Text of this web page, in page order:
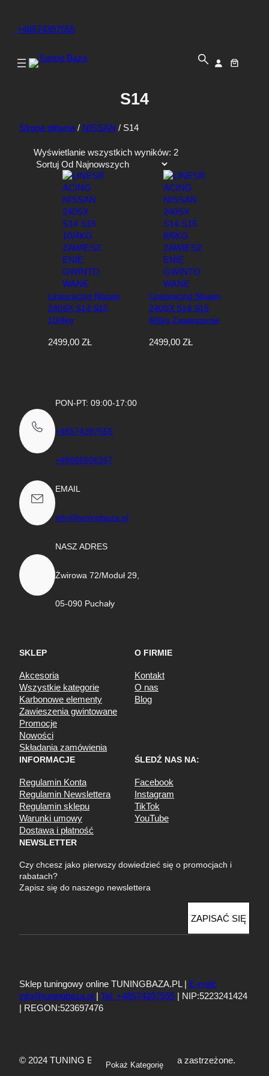
+48574397555
S14
Strona główna / NISSAN / S14
Wyświetlanie wszystkich wyników: 2P
s
o
r
t
o
w
a
n
e
w
e
d
ł
g
Pokaż Kategorię
Linesracing Nissan
240SX S14 S15
10/4kg
Gwintowane
2499,00 ZŁ
Linesracing Nissan
240SX S14 S15
8/6kg Zawieszenie
2499,00 ZŁ
PON-PT: 09:00-17:00
+48574397555
+48666606267
EMAIL
info@tuningbaza.pl
NASZ ADRES
Żwirowa 72/Moduł 29,
05-090 Puchały
SKLEP
Akcesoria
Wszystkie kategorie
Karbonowe elementy
Zawieszenia gwintowane
Promocje
Nowości
Składania zamówienia
O FIRMIE
Kontakt
O nas
Blog
INFORMACJE
Regulamin Konta
Regulamin Newslettera
Regulamin sklepu
Warunki umowy
Dostawa i płatność
ŚLEDŹ NAS NA:
Facebook
Instagram
TikTok
YouTube
NEWSLETTER
Czy chcesz jako pierwszy dowiedzieć się o promocjach i
rabatach?
Zapisz się do naszego newslettera
a
ZAPISAĆ SIĘ
Sklep tuningowy online TUNINGBAZA.PL |
E-mail:
info@tuningbaza.pl
Tel: +48574397555 | NIP:5223241424
| REGON:523697476
© 2024 TUNING BAZA – Wszelkie prawa zastrzeżone.